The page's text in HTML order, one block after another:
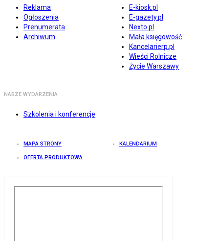
Reklama
Ogłoszenia
Prenumerata
Archiwum
E-kiosk.pl
E-gazety.pl
Nexto.pl
Mała księgowość
Kancelarierp.pl
Wieści Rolnicze
Życie Warszawy
NASZE WYDARZENIA
Szkolenia i konferencje
MAPA STRONY KALENDARIUM
OFERTA PRODUKTOWA